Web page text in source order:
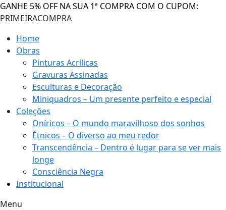
GANHE 5% OFF NA SUA 1ª COMPRA COM O CUPOM:
PRIMEIRACOMPRA
Home
Obras
Pinturas Acrílicas
Gravuras Assinadas
Esculturas e Decoração
Miniquadros – Um presente perfeito e especial
Coleções
Oníricos – O mundo maravilhoso dos sonhos
Étnicos – O diverso ao meu redor
Transcendência – Dentro é lugar para se ver mais
longe
Consciência Negra
Institucional
Menu